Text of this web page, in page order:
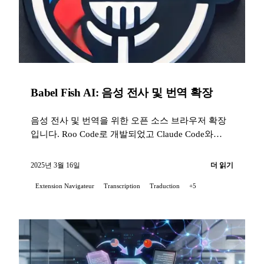
Babel Fish AI: 음성 전사 및 번역 확장
음성 전사 및 번역을 위한 오픈 소스 브라우저 확장
입니다. Roo Code로 개발되었고 Claude Code와
지원.
2025년 3월 16일 더 읽기
Extension Navigateur Transcription Traduction +5